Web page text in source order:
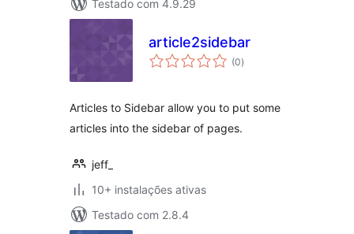
Testado com 4.9.29
article2sidebar
(0avaliações
totais
)
Articles to Sidebar allow you to put some
articles into the sidebar of pages.
jeff_
10+ instalações ativas
Testado com 2.8.4